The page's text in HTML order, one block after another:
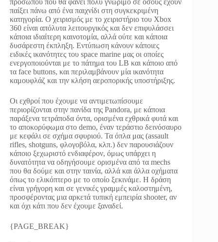
προσώπου που θα φανεί πολύ γνώριμο σε όσους έχουν
παίξει πάνω από ένα παιχνίδι στη συγκεκριμένη
κατηγορία. Ο χειρισμός με το χειριστήριο του Xbox
360 είναι απόλυτα λειτουργικός και δεν επιφυλάσσει
κάποια ιδιαίτερη καινοτομία, αλλά ούτε και κάποια
δυσάρεστη έκπληξη. Εντύπωση κάνουν κάποιες
ειδικές ικανότητες του space marine μας οι οποίες
ενεργοποιούνται με το πάτημα του LB και κάποιο από
τα face buttons, και περιλαμβάνουν μία ικανότητα
καμουφλάζ και την κλήση αεροπορικής υποστήριξης.
Οι εχθροί που έχουμε να αντιμετωπίσουμε
περιορίζονται στην πανίδα της Pandora, με κάποια
παράξενα τετράποδα όντα, ορισμένα εχθρικά φυτά και
το αποκορύφωμα στο demo, έναν τεράστιο δεινόσαυρο
με κεφάλι σε σχήμα σφυριού. Τα όπλα μας (assault
rifles, shotguns, φλογοβόλα, κλπ.) δεν παρουσιάζουν
κάποιο ξεχωριστό ενδιαφέρον, όμως υπάρχει η
δυνατότητα να οδηγήσουμε ορισμένα από τα mechs
που θα δούμε και στην ταινία, αλλά και άλλα οχήματα
όπως το ελικόπτερο με το οποίο ξεκινάμε. Η δράση
είναι γρήγορη και σε γενικές γραμμές καλοστημένη,
προσφέροντας μια αρκετά τυπική εμπειρία shooter, αν
και όχι κάτι που δεν έχουμε ξαναδεί.
{PAGE_BREAK}